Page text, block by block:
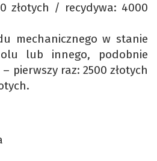
złotych / recydywa: 4000
mechanicznego w stanie
lub innego, podobnie
pierwszy raz: 2500 złotych